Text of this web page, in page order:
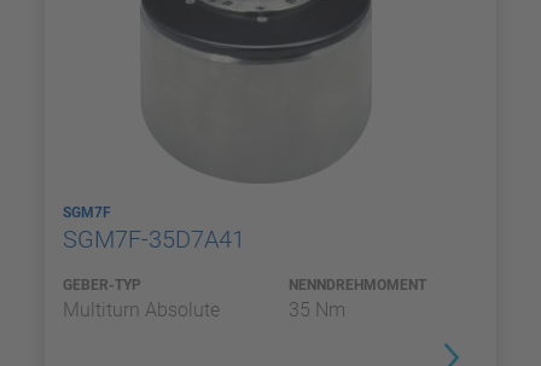
SGM7F
SGM7F-35D7A41
GEBER-TYP
Multiturn Absolute
NENNDREHMOMENT
35 Nm